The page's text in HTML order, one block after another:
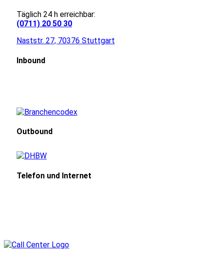
Täglich 24 h erreichbar:
(0711) 20 50 30
Naststr. 27, 70376 Stuttgart
Inbound
Outbound
Telefon und Internet